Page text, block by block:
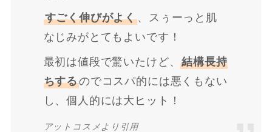
すごく伸びがよく、スぅーっと肌
なじみがとてもよいです！
最初は値段で驚いたけど、結構長持
ちするのでコスパ的には悪くもない
し、個人的には大ヒット！
アットコスメより引用